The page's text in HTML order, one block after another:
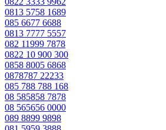
0813 5758 1689
085 6677 6688
0813 7777 5557
082 11999 7878
0822 10 900 300
0858 8005 6868
0878787 22233
085 788 788 168
08 585858 7878
08 565656 0000
089 8899 9898